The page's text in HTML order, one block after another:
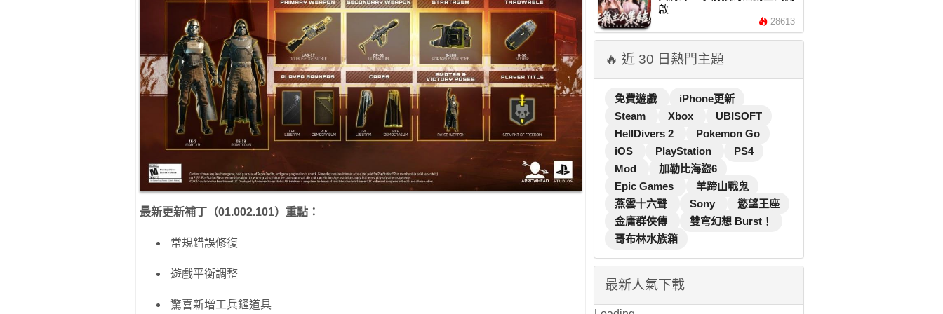
最新更新補丁（01.002.101）重點：
常規錯誤修復
遊戲平衡調整
驚喜新增工兵鏟道具
啟
28613
🔥 近 30 日熱門主題
免費遊戲
iPhone更新
Steam
Xbox
UBISOFT
HellDivers 2
Pokemon Go
iOS
PlayStation
PS4
Mod
加勒比海盜6
Epic Games
羊蹄山戰鬼
燕雲十六聲
Sony
慾望王座
金庸群俠傳
雙穹幻想 Burst！
哥布林水族箱
最新人氣下載